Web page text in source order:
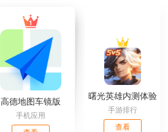
高德地图车镜版
手机应用
曙光英雄内测体验
服
手游排行
查看